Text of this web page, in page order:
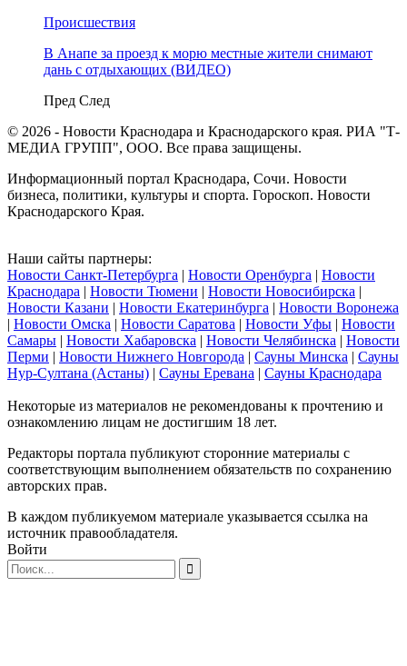
Происшествия
В Анапе за проезд к морю местные жители снимают
дань с отдыхающих (ВИДЕО)
Пред След
© 2026 - Новости Краснодара и Краснодарского края. РИА "Т-
МЕДИА ГРУПП", ООО. Все права защищены.
Информационный портал Краснодара, Сочи. Новости
бизнеса, политики, культуры и спорта. Гороскоп. Новости
Краснодарского Края.
Наши сайты партнеры:
Новости Санкт-Петербурга | Новости Оренбурга | Новости
Краснодара | Новости Тюмени | Новости Новосибирска |
Новости Казани | Новости Екатеринбурга | Новости Воронежа
| Новости Омска | Новости Саратова | Новости Уфы | Новости
Самары | Новости Хабаровска | Новости Челябинска | Новости
Перми | Новости Нижнего Новгорода | Сауны Минска | Сауны
Нур-Султана (Астаны) | Сауны Еревана | Сауны Краснодара
Некоторые из материалов не рекомендованы к прочтению и
ознакомлению лицам не достигшим 18 лет.
Редакторы портала публикуют сторонние материалы с
соответствующим выполнением обязательств по сохранению
авторских прав.
В каждом публикуемом материале указывается ссылка на
источник правообладателя.
Войти